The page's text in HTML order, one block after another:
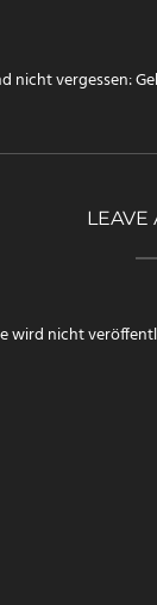
nicht vergessen:
LEAVE
wird nicht